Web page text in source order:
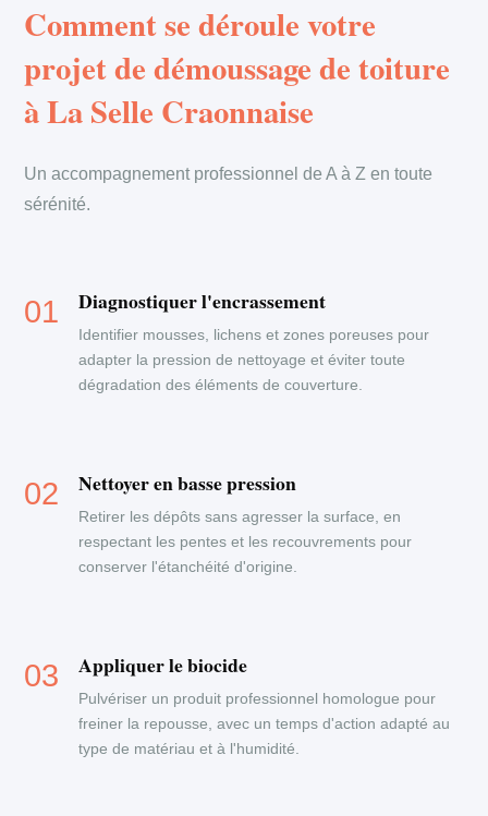
Comment se déroule votre
projet de démoussage de toiture
à La Selle Craonnaise
Un accompagnement professionnel de A à Z en toute
sérénité.
Diagnostiquer l'encrassement
Identifier mousses, lichens et zones poreuses pour
adapter la pression de nettoyage et éviter toute
dégradation des éléments de couverture.
Nettoyer en basse pression
Retirer les dépôts sans agresser la surface, en
respectant les pentes et les recouvrements pour
conserver l'étanchéité d'origine.
Appliquer le biocide
Pulvériser un produit professionnel homologue pour
freiner la repousse, avec un temps d'action adapté au
type de matériau et à l'humidité.